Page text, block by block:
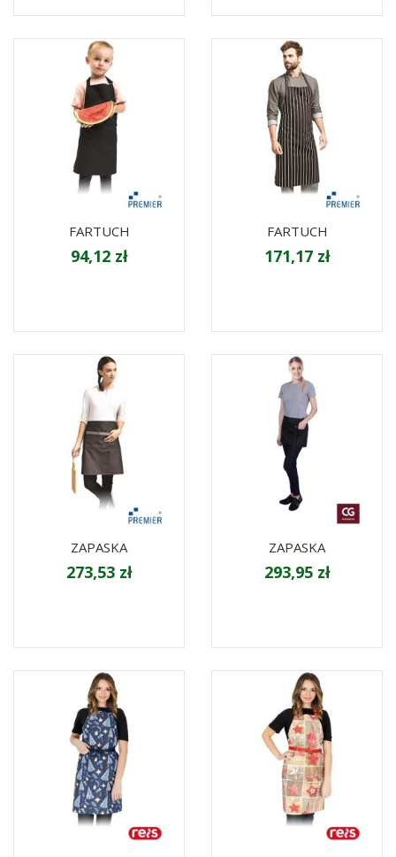
FARTUCH
94,12 zł
FARTUCH
171,17 zł
ZAPASKA
273,53 zł
ZAPASKA
293,95 zł